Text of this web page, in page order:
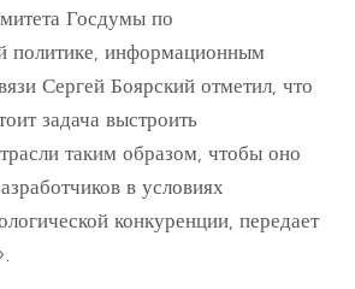
Госдумы по
политике, информационным
Сергей Боярский отметил, что
задача выстроить
таким образом, чтобы оно
в условиях
конкуренции, передает